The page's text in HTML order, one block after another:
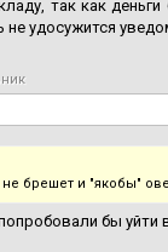
так как
не удосужится
брешет и "якобы"
бы уйти